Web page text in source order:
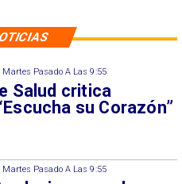
Martes Pasado A Las 9:55
Salud critica
su Corazón”
Martes Pasado A Las 9:55